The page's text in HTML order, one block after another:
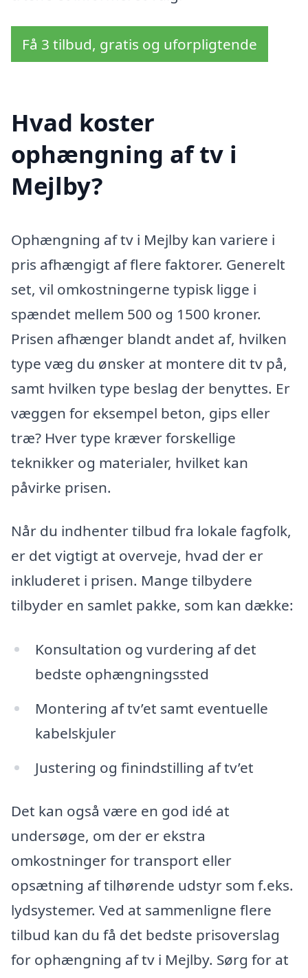
Få 3 tilbud, gratis og uforpligtende
Hvad koster
ophængning af tv i
Mejlby?
Ophængning af tv i Mejlby kan variere i
pris afhængigt af flere faktorer. Generelt
set, vil omkostningerne typisk ligge i
spændet mellem 500 og 1500 kroner.
Prisen afhænger blandt andet af, hvilken
type væg du ønsker at montere dit tv på,
samt hvilken type beslag der benyttes. Er
væggen for eksempel beton, gips eller
træ? Hver type kræver forskellige
teknikker og materialer, hvilket kan
påvirke prisen.
Når du indhenter tilbud fra lokale fagfolk,
er det vigtigt at overveje, hvad der er
inkluderet i prisen. Mange tilbydere
tilbyder en samlet pakke, som kan dække:
Konsultation og vurdering af det
bedste ophængningssted
Montering af tv’et samt eventuelle
kabelskjuler
Justering og finindstilling af tv’et
Det kan også være en god idé at
undersøge, om der er ekstra
omkostninger for transport eller
opsætning af tilhørende udstyr som f.eks.
lydsystemer. Ved at sammenligne flere
tilbud kan du få det bedste prisoverslag
for ophængning af tv i Mejlby. Sørg for at